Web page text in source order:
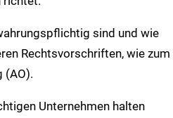
sind und wie
Rechtsvorschriften, wie zum
(AO).
Unternehmen halten